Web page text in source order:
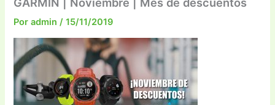
Poradmin/15/11/2019